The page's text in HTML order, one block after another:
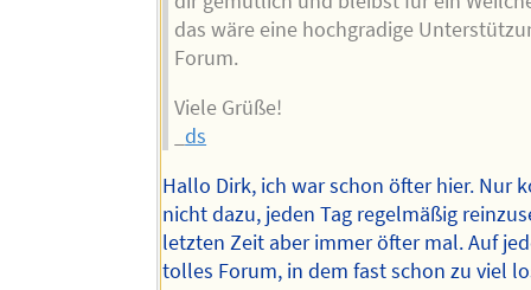
das wäre eine hochgradige
Forum.
Viele Grüße!
_ds
Hallo Dirk, ich war schon öfter hier. Nur
nicht dazu, jeden Tag regelmäßig
letzten Zeit aber immer öfter mal. Auf
tolles Forum, in dem fast schon zu viel